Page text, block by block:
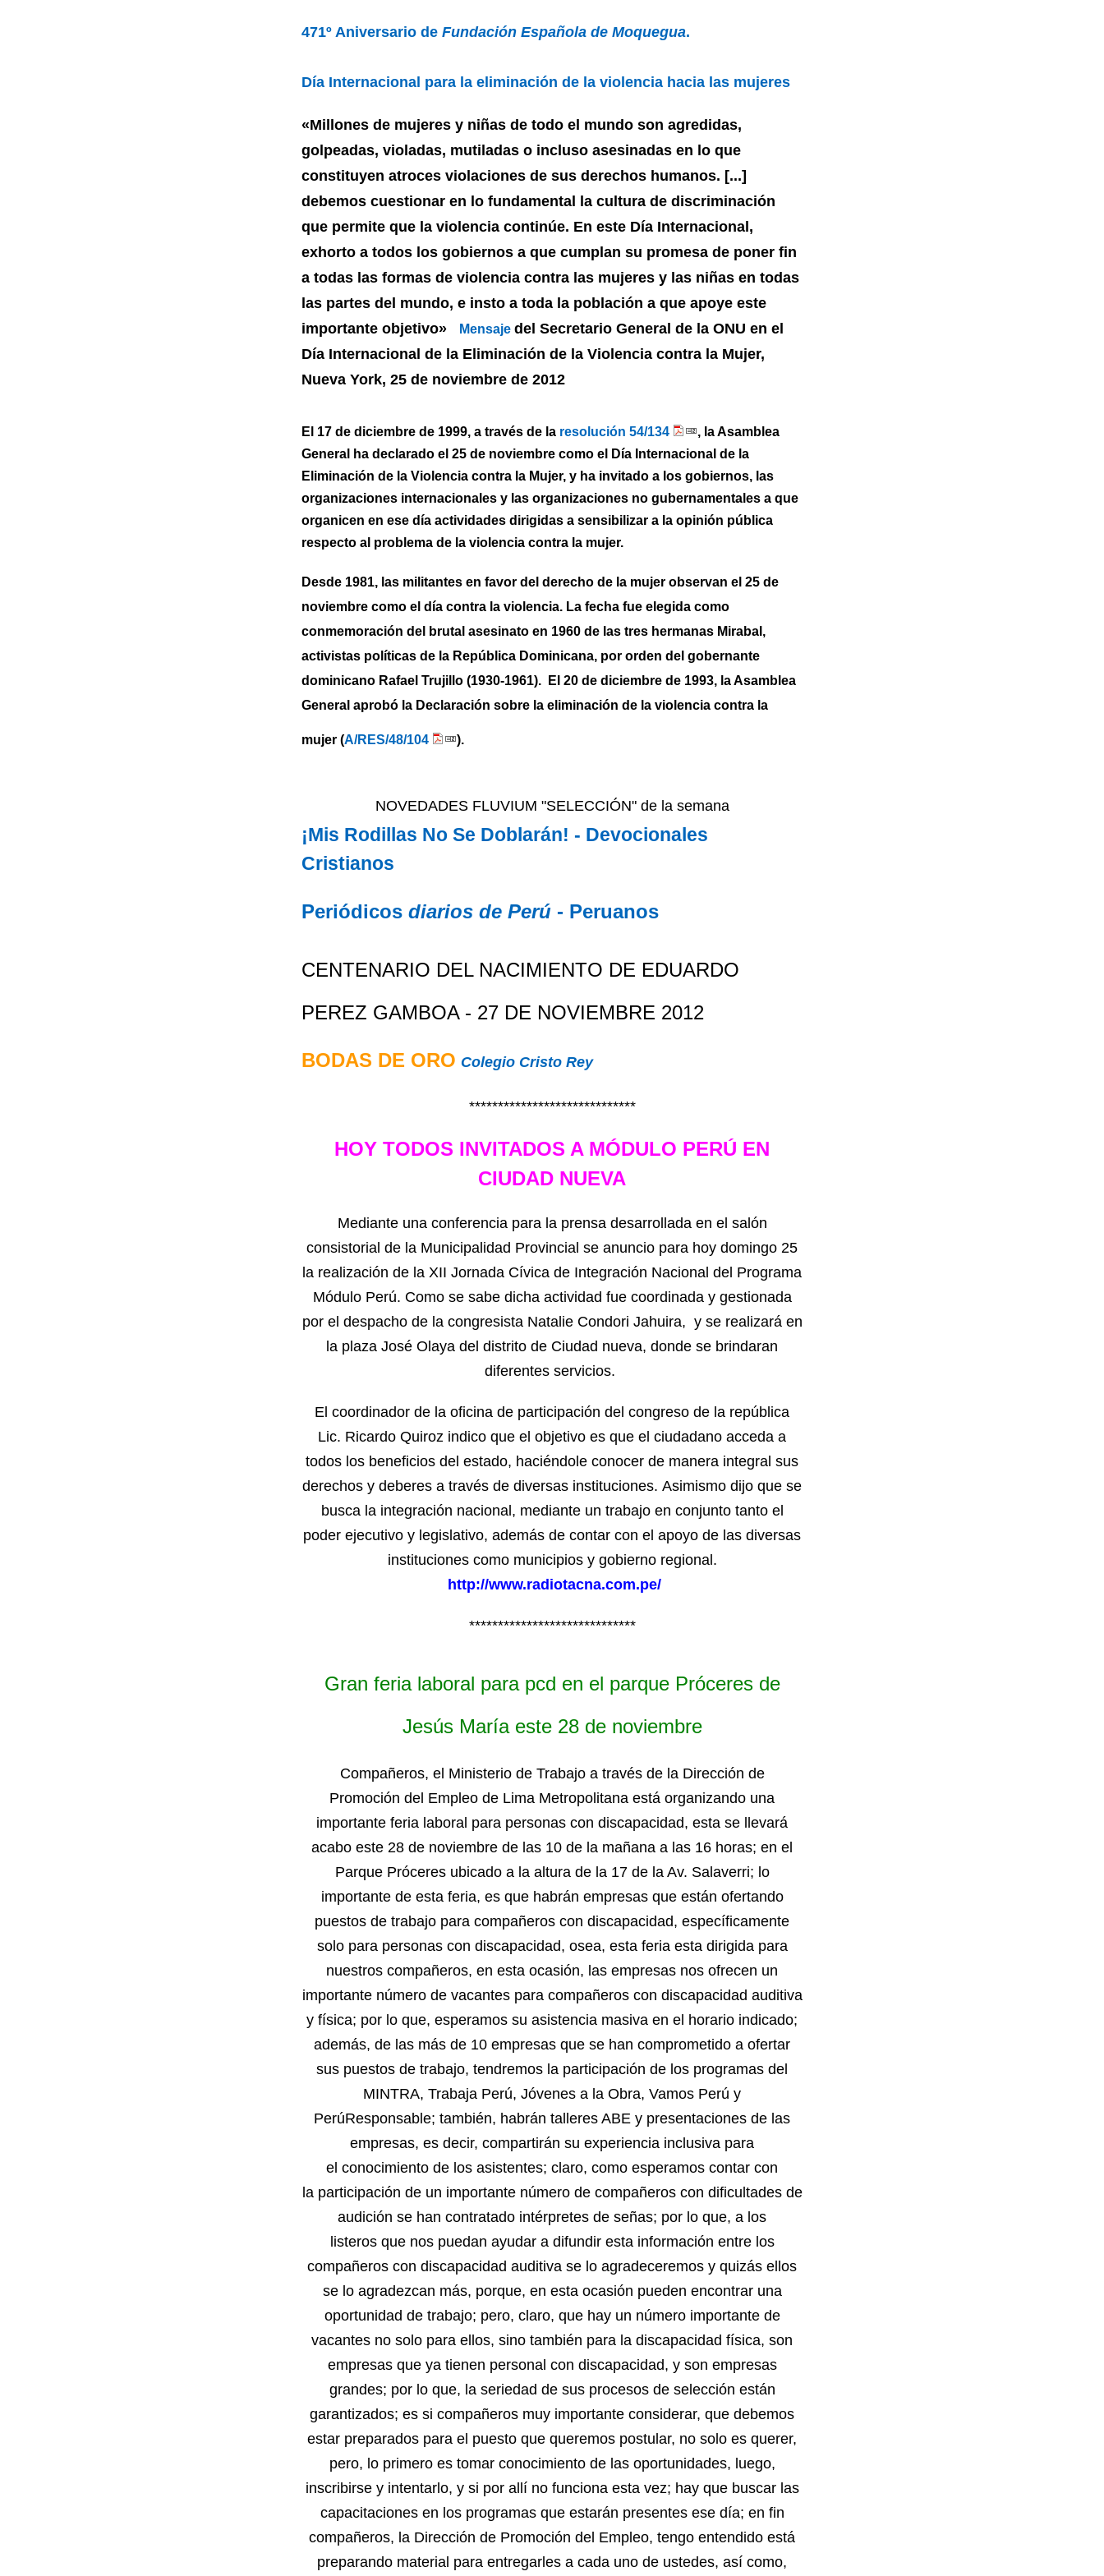
471º Aniversario de Fundación Española de Moquegua.
Día Internacional para la eliminación de la violencia hacia las mujeres
«Millones de mujeres y niñas de todo el mundo son agredidas,
golpeadas, violadas, mutiladas o incluso asesinadas en lo que
constituyen atroces violaciones de sus derechos humanos. [...]
debemos cuestionar en lo fundamental la cultura de discriminación
que permite que la violencia continúe. En este Día Internacional,
exhorto a todos los gobiernos a que cumplan su promesa de poner fin
a todas las formas de violencia contra las mujeres y las niñas en todas
las partes del mundo, e insto a toda la población a que apoye este
importante objetivo»
Mensaje del Secretario General de la ONU en el
Día Internacional de la Eliminación de la Violencia contra la Mujer,
Nueva York, 25 de noviembre de 2012
El 17 de diciembre de 1999, a través de la resolución 54/134
, la Asamblea
General ha declarado el 25 de noviembre como el Día Internacional de la
Eliminación de la Violencia contra la Mujer, y ha invitado a los gobiernos, las
organizaciones internacionales y las organizaciones no gubernamentales a que
organicen en ese día actividades dirigidas a sensibilizar a la opinión pública
respecto al problema de la violencia contra la mujer.
Desde 1981, las militantes en favor del derecho de la mujer observan el 25 de
noviembre como el día contra la violencia. La fecha fue elegida como
conmemoración del brutal asesinato en 1960 de las tres hermanas Mirabal,
activistas políticas de la República Dominicana, por orden del gobernante
dominicano Rafael Trujillo (1930-1961).
El 20 de diciembre de 1993, la Asamblea
General aprobó la Declaración sobre la eliminación de la violencia contra la
mujer (A/RES/48/104 ).
NOVEDADES FLUVIUM "SELECCIÓN" de la semana
¡Mis Rodillas No Se Doblarán! - Devocionales
Cristianos
Periódicos diarios de Perú - Peruanos
CENTENARIO DEL NACIMIENTO DE EDUARDO
PEREZ GAMBOA - 27 DE NOVIEMBRE 2012
BODAS DE ORO Colegio Cristo Rey
*****************************
HOY TODOS INVITADOS A MÓDULO PERÚ EN
CIUDAD NUEVA
Mediante una conferencia para la prensa desarrollada en el salón
consistorial de la Municipalidad Provincial se anuncio para hoy domingo 25
la realización de la XII Jornada Cívica de Integración Nacional del Programa
Módulo Perú. Como se sabe dicha actividad fue coordinada y gestionada
por el despacho de la congresista Natalie Condori Jahuira, y se realizará en
la plaza José Olaya del distrito de Ciudad nueva, donde se brindaran
diferentes servicios.
El coordinador de la oficina de participación del congreso de la república
Lic. Ricardo Quiroz indico que el objetivo es que el ciudadano acceda a
todos los beneficios del estado, haciéndole conocer de manera integral sus
derechos y deberes a través de diversas instituciones. Asimismo dijo que se
busca la integración nacional, mediante un trabajo en conjunto tanto el
poder ejecutivo y legislativo, además de contar con el apoyo de las diversas
instituciones como municipios y gobierno regional.
http://www.radiotacna.com.pe/
*****************************
Gran feria laboral para pcd en el parque Próceres de
Jesús María este 28 de noviembre
Compañeros, el Ministerio de Trabajo a través de la Dirección de
Promoción del Empleo de Lima Metropolitana está organizando una
importante feria laboral para personas con discapacidad, esta se llevará
acabo este 28 de noviembre de las 10 de la mañana a las 16 horas; en el
Parque Próceres ubicado a la altura de la 17 de la Av. Salaverri; lo
importante de esta feria, es que habrán empresas que están ofertando
puestos de trabajo para compañeros con discapacidad, específicamente
solo para personas con discapacidad, osea, esta feria esta dirigida para
nuestros compañeros, en esta ocasión, las empresas nos ofrecen un
importante número de vacantes para compañeros con discapacidad auditiva
y física; por lo que, esperamos su asistencia masiva en el horario indicado;
además, de las más de 10 empresas que se han comprometido a ofertar
sus puestos de trabajo, tendremos la participación de los programas del
MINTRA, Trabaja Perú, Jóvenes a la Obra, Vamos Perú y
PerúResponsable; también, habrán talleres ABE y presentaciones de las
empresas, es decir, compartirán su experiencia inclusiva para
el conocimiento de los asistentes; claro, como esperamos contar con
la participación de un importante número de compañeros con dificultades de
audición se han contratado intérpretes de señas; por lo que, a los
listeros que nos puedan ayudar a difundir esta información entre los
compañeros con discapacidad auditiva se lo agradeceremos y quizás ellos
se lo agradezcan más, porque, en esta ocasión pueden encontrar una
oportunidad de trabajo; pero, claro, que hay un número importante de
vacantes no solo para ellos, sino también para la discapacidad física, son
empresas que ya tienen personal con discapacidad, y son empresas
grandes; por lo que, la seriedad de sus procesos de selección están
garantizados; es si compañeros muy importante considerar, que debemos
estar preparados para el puesto que queremos postular, no solo es querer,
pero, lo primero es tomar conocimiento de las oportunidades, luego,
inscribirse y intentarlo, y si por allí no funciona esta vez; hay que buscar las
capacitaciones en los programas que estarán presentes ese día; en fin
compañeros, la Dirección de Promoción del Empleo, tengo entendido está
preparando material para entregarles a cada uno de ustedes, así como,